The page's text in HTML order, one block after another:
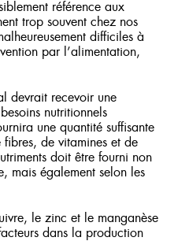
référence aux
trop souvent chez nos
difficiles à
par l’alimentation,
devrait recevoir une
nutritionnels
une quantité suffisante
fibres, de vitamines et de
doit être fourni non
mais également selon les
le zinc et le manganèse
dans la production